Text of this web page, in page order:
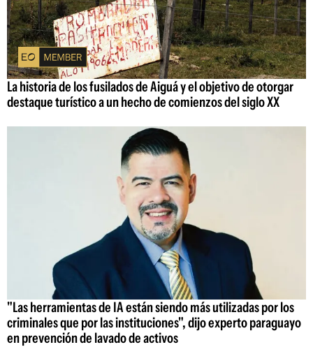
La historia de los fusilados de Aiguá y el objetivo de otorgar
destaque turístico a un hecho de comienzos del siglo XX
"Las herramientas de IA están siendo más utilizadas por los
criminales que por las instituciones", dijo experto paraguayo
en prevención de lavado de activos